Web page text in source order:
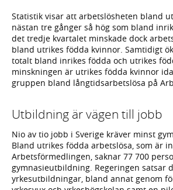
Statistik visar att arbetslösheten bland
nästan tre gånger så hög som bland
det tredje kvartalet minskade dock
bland utrikes födda kvinnor. Samtidigt
totalt bland inrikes födda och utrikes
minskningen är utrikes födda kvinnor
gruppen bland långtidsarbetslösa på
Utbildning är vägen till jobb
Nio av tio jobb i Sverige kräver minst
Bland utrikes födda arbetslösa, som är
Arbetsförmedlingen, saknar 77 700
gymnasieutbildning. Regeringen satsar
yrkesutbildningar, bland annat genom